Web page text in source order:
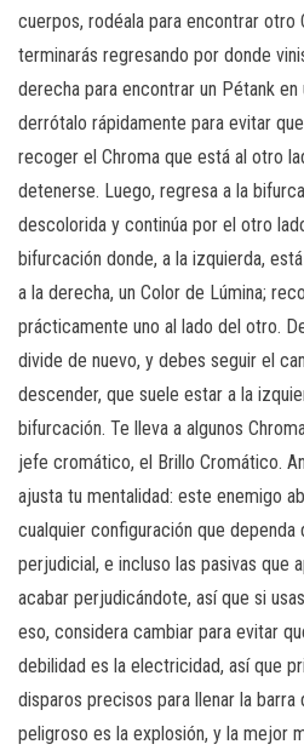
cuerpos, rodéala para encontrar otro
terminarás regresando por donde
derecha para encontrar un Pétank en
derrótalo rápidamente para evitar
recoger el Chroma que está al otro
detenerse. Luego, regresa a la
descolorida y continúa por el otro
bifurcación donde, a la izquierda,
a la derecha, un Color de Lúmina;
prácticamente uno al lado del otro.
divide de nuevo, y debes seguir el
descender, que suele estar a la
bifurcación. Te lleva a algunos
jefe cromático, el Brillo Cromático.
ajusta tu mentalidad: este enemigo
cualquier configuración que dependa
perjudicial, e incluso las pasivas que
acabar perjudicándote, así que si
eso, considera cambiar para evitar
debilidad es la electricidad, así que
disparos precisos para llenar la barra
peligroso es la explosión, y la mejor